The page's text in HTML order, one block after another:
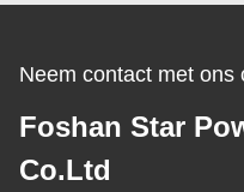
Neem contact met ons
Foshan Star
Co.Ltd